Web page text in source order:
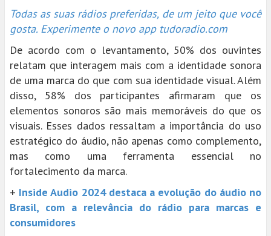
Todas as suas rádios preferidas, de um jeito que você
gosta. Experimente o novo app tudoradio.com
De acordo com o levantamento, 50% dos ouvintes
relatam que interagem mais com a identidade sonora
de uma marca do que com sua identidade visual. Além
disso, 58% dos participantes afirmaram que os
elementos sonoros são mais memoráveis do que os
visuais. Esses dados ressaltam a importância do uso
estratégico do áudio, não apenas como complemento,
mas como uma ferramenta essencial no
fortalecimento da marca.
+ Inside Audio 2024 destaca a evolução do áudio no
Brasil, com a relevância do rádio para marcas e
consumidores